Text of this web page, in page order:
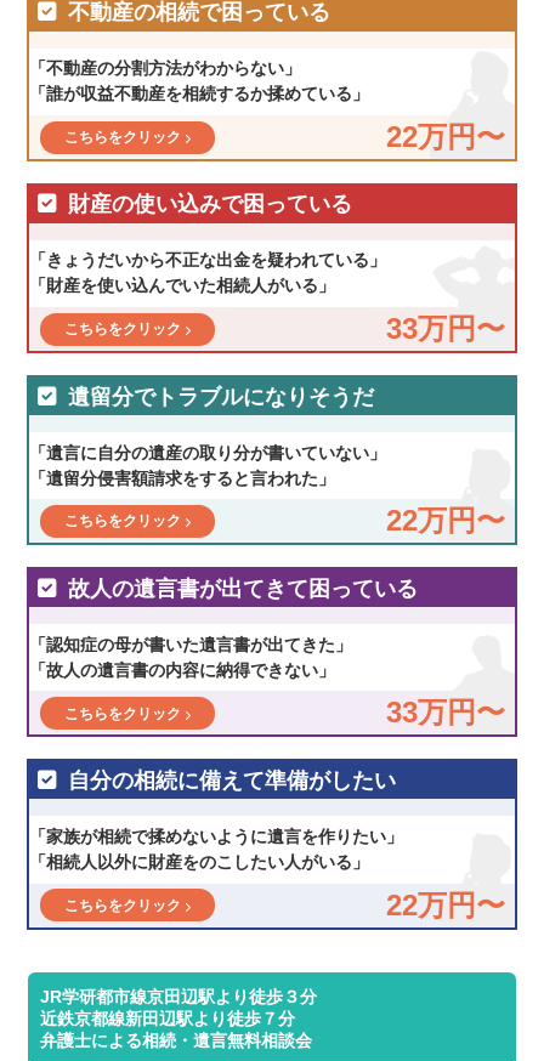
不動産の相続で困っている
「不動産の分割方法がわからない」
「誰が収益不動産を相続するか揉めている」
22万円〜
こちらをクリック
財産の使い込みで困っている
「きょうだいから不正な出金を疑われている」
「財産を使い込んでいた相続人がいる」
33万円〜
こちらをクリック
遺留分でトラブルになりそうだ
「遺言に自分の遺産の取り分が書いていない」
「遺留分侵害額請求をすると言われた」
22万円〜
こちらをクリック
故人の遺言書が出てきて困っている
「認知症の母が書いた遺言書が出てきた」
「故人の遺言書の内容に納得できない」
33万円〜
こちらをクリック
自分の相続に備えて準備がしたい
「家族が相続で揉めないように遺言を作りたい」
「相続人以外に財産をのこしたい人がいる」
22万円〜
こちらをクリック
JR学研都市線京田辺駅より徒歩３分
近鉄京都線新田辺駅より徒歩７分
弁護士による相続・遺言無料相談会